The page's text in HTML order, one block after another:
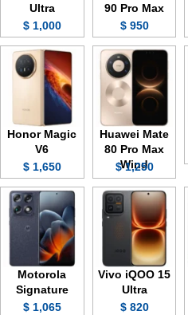
90 Pro Max
950 $
Ultra
1,000 $
Huawei Mate
80 Pro Max
Wind
1,250 $
Honor Magic
V6
1,650 $
Vivo iQOO 15
Ultra
820 $
Motorola
Signature
1,065 $